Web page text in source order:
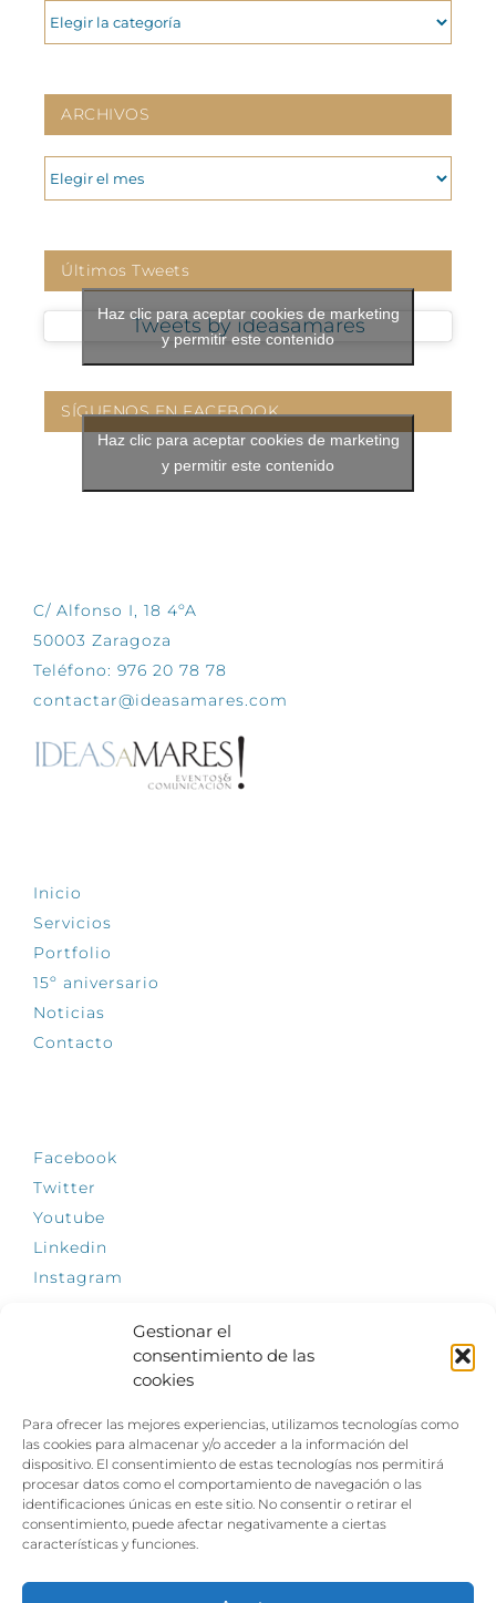
Gestionar el
consentimiento de las
cookies
Para ofrecer las mejores experiencias, utilizamos tecnologías como
las cookies para almacenar y/o acceder a la información del
dispositivo. El consentimiento de estas tecnologías nos permitirá
procesar datos como el comportamiento de navegación o las
identificaciones únicas en este sitio. No consentir o retirar el
consentimiento, puede afectar negativamente a ciertas
características y funciones.
CATEGORIAS
ARCHIVOS
ARCHIVOS
Últimos Tweets
Tweets by ideasamares
Haz clic para aceptar cookies de marketing
y permitir este contenido
SÍGUENOS EN FACEBOOK
Haz clic para aceptar cookies de marketing
y permitir este contenido
C/ Alfonso I, 18 4ºA
50003 Zaragoza
Teléfono: 976 20 78 78
contactar@ideasamares.com
Inicio
Servicios
Portfolio
15º aniversario
Noticias
Contacto
Facebook
Twitter
Youtube
Linkedin
Instagram
El empleo, la gran llave para una vida
independiente: Fundación Dfa reclama un
impulso decidido a la inclusión laboral de las
personas con discapacidad
Clown, circo y magia: el Jardín de las Artes
de julio con su segundo “Festival